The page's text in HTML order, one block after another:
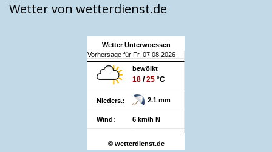
Wetter von wetterdienst.de
Wetter Unterwoessen
Vorhersage für Fr, 07.08.2026
bewölkt
18 /25 °C
Nieders.: 2.1 mm
Wind: 6 km/h N
© wetterdienst.de